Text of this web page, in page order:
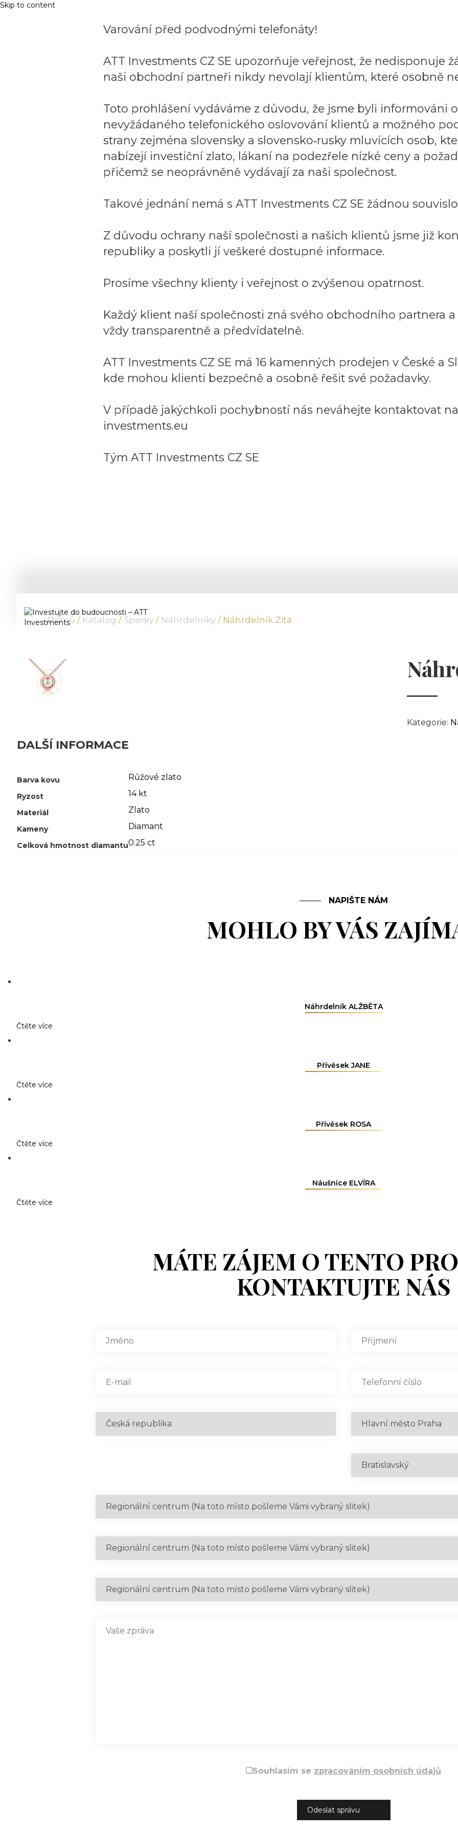
Skip to content
Varování před podvodnými telefonáty!
ATT Investments CZ SE upozorňuje veřejnost, že nedisponuje
naši obchodní partneři nikdy nevolají klientům, které osobně
Toto prohlášení vydáváme z důvodu, že jsme byli informováni
nevyžádaného telefonického oslovování klientů a možného
strany zejména slovensky a slovensko‑rusky mluvících osob,
nabízejí investiční zlato, lákaní na podezřele nízké ceny a
přičemž se neoprávněně vydávají za naši společnost.
Takové jednání nemá s ATT Investments CZ SE žádnou
Z důvodu ochrany naší společnosti a našich klientů jsme již
republiky a poskytli jí veškeré dostupné informace.
Prosíme všechny klienty i veřejnost o zvýšenou opatrnost.
Každý klient naší společnosti zná svého obchodního partnera
vždy transparentně a předvídatelně.
ATT Investments CZ SE má 16 kamenných prodejen v České a
kde mohou klienti bezpečně a osobně řešit své požadavky.
V případě jakýchkoli pochybností nás neváhejte kontaktovat
investments.eu
Tým ATT Investments CZ SE
Domů / Katalog / Šperky / Náhrdelníky / Náhrdelník Zita
Kategorie:
DALŠÍ INFORMACE
Barva kovu Růžové zlato
Ryzost 14 kt
Materiál Zlato
Kameny Diamant
Celková hmotnost diamantu0.25 ct
NAPIŠTE NÁM
MOHLO BY VÁS
Náhrdelník ALŽBĚTA
Čtěte více
Přívěsek JANE
Čtěte více
Přívěsek ROSA
Čtěte více
Náušnice ELVÍRA
Čtěte více
MÁTE ZÁJEM O TENTO
KONTAKTUJTE NÁS
Souhlasím se zpracováním osobních údajů